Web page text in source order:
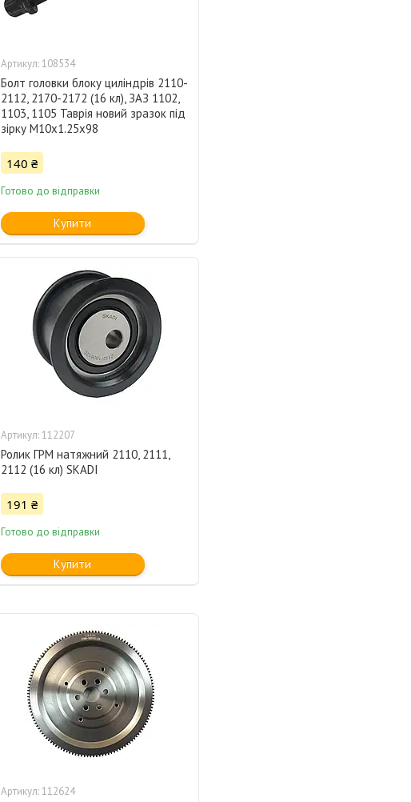
108534
Болт головки блоку циліндрів 2110-
2112, 2170-2172 (16 кл), ЗАЗ 1102,
1103, 1105 Таврія новий зразок під
зірку М10х1.25х98
140 ₴
Готово до відправки
Купити
112207
Ролик ГРМ натяжний 2110, 2111,
2112 (16 кл) SKADI
191 ₴
Готово до відправки
Купити
112624